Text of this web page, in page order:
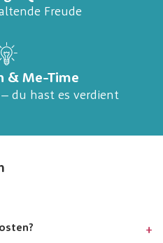
Freude
& Me-Time
du hast es verdient